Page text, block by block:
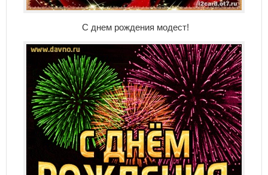
С днем рождения модест!